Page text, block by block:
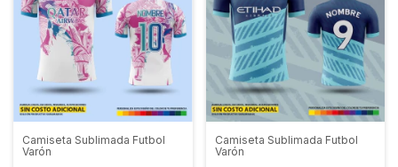
Camiseta Sublimada Futbol
Varón
Camiseta Sublimada Futbol
Varón